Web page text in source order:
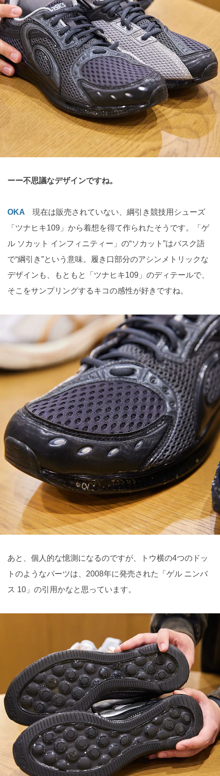
ーー不思議なデザインですね。
OKA 現在は販売されていない、綱引き競技用シューズ
「ツナヒキ109」から着想を得て作られたそうです。「ゲ
ル ソカット インフィニティー」の“ソカット”はバスク語
で“綱引き”という意味。履き口部分のアシンメトリックな
デザインも、もともと「ツナヒキ109」のディテールで、
そこをサンプリングするキコの感性が好きですね。
あと、個人的な憶測になるのですが、トウ横の4つのドッ
トのようなパーツは、2008年に発売された「ゲル ニンバ
ス 10」の引用かなと思っています。